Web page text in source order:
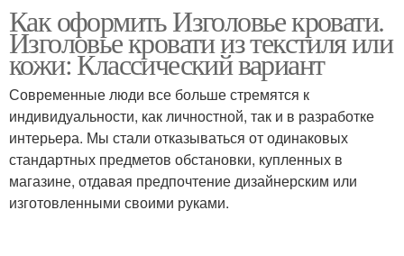
Как оформить Изголовье кровати.
Изголовье кровати из текстиля или
кожи: Классический вариант
Современные люди все больше стремятся к
индивидуальности, как личностной, так и в разработке
интерьера. Мы стали отказываться от одинаковых
стандартных предметов обстановки, купленных в
магазине, отдавая предпочтение дизайнерским или
изготовленными своими руками.